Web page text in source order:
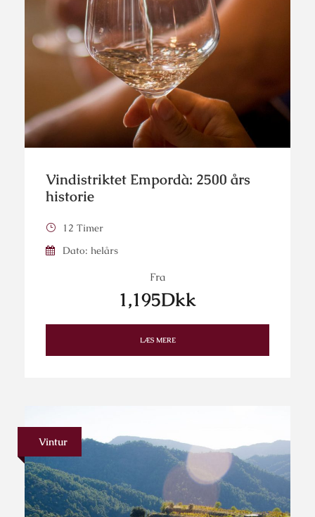
Vindistriktet Empordà: 2500 års
historie
12 Timer
Dato: helårs
Fra
1,195Dkk
LÆS MERE
Vintur